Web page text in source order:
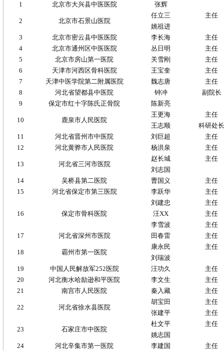
1
北京市大兴县中医医院 张辉
2 北京市石景山医院
任立三
主任
姚祖进
3
北京市密云县中医医院 李长海
主任
4
北京市通州区中医医院 丛日明
主任
5
北京市房山第一医院 关雪刚
主任
6
天津市河西区骨科医院 王宝奎
主任
7
天津中医学院第二附属医院 魏志唐
主任
8
河北省望都县中医院 钟冲
副院长
9
保定市红十字陈氏正骨院 陈新亮
10 鹿泉市人民医院
王更海
主任
王志顺
科研处长
11
河北省晋州市中医院 刘巨超
主任
12
河北黄骅市人民医院 杨洪泉 主任
13 河北省三河市医院
赵长城
主任
刘志国
14
吴桥县第二医院 曹国义
主任
15
河北省保定市第三医院 李跃华 主任
16 保定市骨科医院
刘建忠
主任
汪XX
主任
李雪波
主任
17
河北省深州市医院 田春雷 主任
18 霸州市第一医院
康永民
主任
刘瑞波
19
中国人民解放军252医院 汪功久
主任
20
河北衡水哈励逊和平医院 李文生
主任
21
南宫市人民医院 秦入藏 主任
22 河北省徐水县医院
胡宝田
主任
张建平
主任
23 石家庄市中医院
杜文平
主任
姚志国
24
河北辛集市第一医院 李建国
主任